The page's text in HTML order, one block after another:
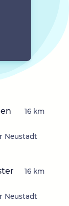
Neustadt
16 km
Neustadt
16 km